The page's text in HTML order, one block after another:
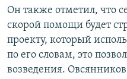
Он также отметил, что
скорой помощи будет
проекту, который
по его словам, это
возведения.